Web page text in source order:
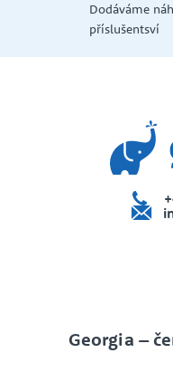
Dodáváme
příslušentsví
Georgia –